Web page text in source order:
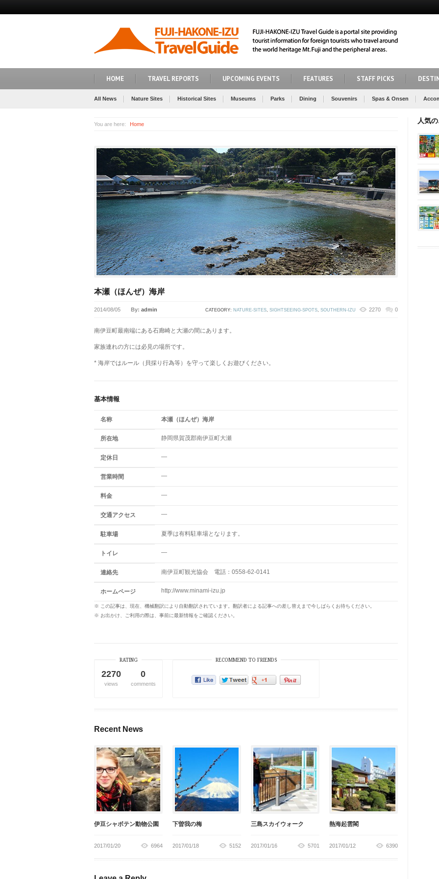
HOME TRAVEL REPORTS UPCOMING EVENTS FEATURES STAFF PICKS
All News Nature Sites Historical Sites Museums Parks Dining Souvenirs Spas & Onsen
You are here: Home
本瀬（ほんぜ）海岸
2014/08/05 By: admin CATEGORY: NATURE-SITES, SIGHTSEEING-SPOTS, SOUTHERN-IZU 2270 0
南伊豆町最南端にある石廊崎と大瀬の間にあります。
家族連れの方には必見の場所です。
* 海岸ではルール（貝採り行為等）を守って楽しくお遊びください。
基本情報
名称 本瀬（ほんぜ）海岸
所在地 静岡県賀茂郡南伊豆町大瀬
定休日 —
営業時間 —
料金 —
交通アクセス —
駐車場 夏季は有料駐車場となります。
トイレ —
連絡先 南伊豆町観光協会 電話：0558-62-0141
ホームページ http://www.minami-izu.jp
※ この記事は、現在、機械翻訳により自動翻訳されています。翻訳者による記事への差し替えまで今しばらくお待ちください。
※ お出かけ、ご利用の際は、事前に最新情報をご確認ください。
RATING
2270
views
0
comments
RECOMMEND TO FRIENDS
Recent News
伊豆シャボテン動物公園
2017/01/20 6964
下曽我の梅
2017/01/18 5152
三島スカイウォーク
2017/01/16 5701
熱海起雲閣
2017/01/12 6390
人気